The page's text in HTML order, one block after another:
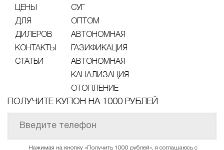
ЦЕНЫ
ДЛЯ
ДИЛЕРОВ
КОНТАКТЫ
СТАТЬИ
СУГ
ОПТОМ
АВТОНОМНАЯ
ГАЗИФИКАЦИЯ
АВТОНОМНАЯ
КАНАЛИЗАЦИЯ
ОТОПЛЕНИЕ
ПОЛУЧИТЕ КУПОН НА 1000 РУБЛЕЙ
Нажимая на кнопку «Получить 1000 рублей», я соглашаюсь с